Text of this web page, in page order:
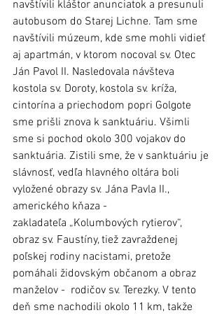
navštívili kláštor anunciatok a presunuli
autobusom do Starej Lichne. Tam sme
navštívili múzeum, kde sme mohli vidieť
aj apartmán, v ktorom nocoval sv. Otec
Ján Pavol II. Nasledovala návšteva
kostola sv. Doroty, kostola sv. kríža,
cintorína a priechodom popri Golgote
sme prišli znova k sanktuáriu. Všimli
sme si pochod okolo 300 vojakov do
sanktuária. Zistili sme, že v sanktuáriu je
slávnosť, vedľa hlavného oltára boli
vyložené obrazy sv. Jána Pavla II.,
amerického kňaza -
zakladateľa „Kolumbových rytierov“,
obraz sv. Faustíny, tiež zavraždenej
poľskej rodiny nacistami, pretože
pomáhali židovským občanom a obraz
manželov -  rodičov sv. Terezky. V tento
deň sme nachodili okolo 11 km, takže